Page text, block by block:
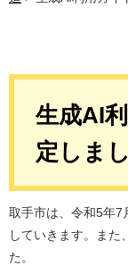
生成AI
定しま
取手市は、令和5年7
していきます。また
た。